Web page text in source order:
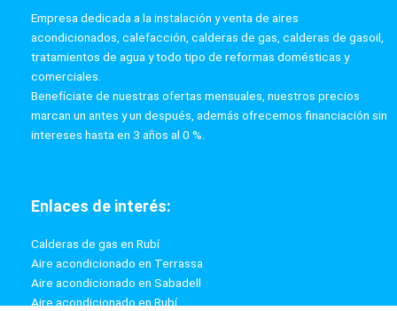
Empresa dedicada a la instalación y venta de aires
acondicionados, calefacción, calderas de gas, calderas de gasoil,
tratamientos de agua y todo tipo de reformas domésticas y
comerciales.
Benefíciate de nuestras ofertas mensuales, nuestros precios
marcan un antes y un después, además ofrecemos financiación sin
intereses hasta en 3 años al 0 %.
Enlaces de interés:
Calderas de gas en Rubí
Aire acondicionado en Terrassa
Aire acondicionado en Sabadell
Aire acondicionado en Rubí